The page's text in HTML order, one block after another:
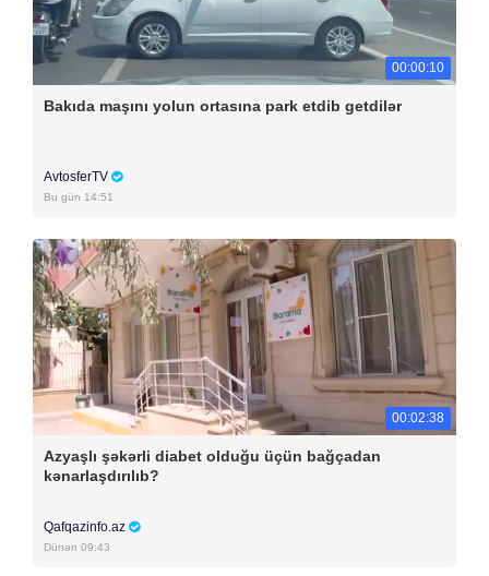
00:00:10
Bakıda maşını yolun ortasına park etdib getdilər
AvtosferTV
Bu gün 14:51
00:02:38
Azyaşlı şəkərli diabet olduğu üçün bağçadan
kənarlaşdırılıb?
Qafqazinfo.az
Dünən 09:43